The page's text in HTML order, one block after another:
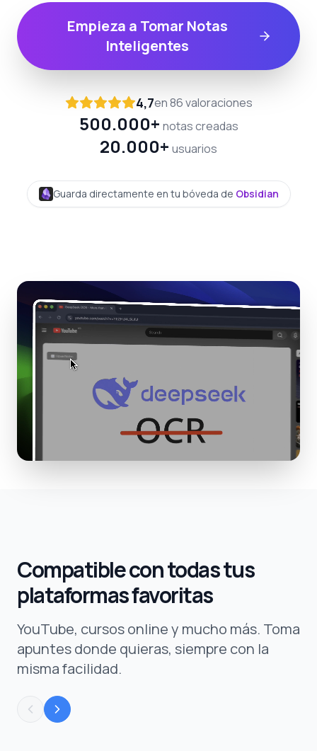
Empieza a Tomar Notas
Inteligentes
4,7en 86 valoraciones
500.000+ notas creadas
20.000+ usuarios
Guarda directamente en tu bóveda de Obsidian
Compatible con todas tus
plataformas favoritas
YouTube, cursos online y mucho más. Toma
apuntes donde quieras, siempre con la
misma facilidad.